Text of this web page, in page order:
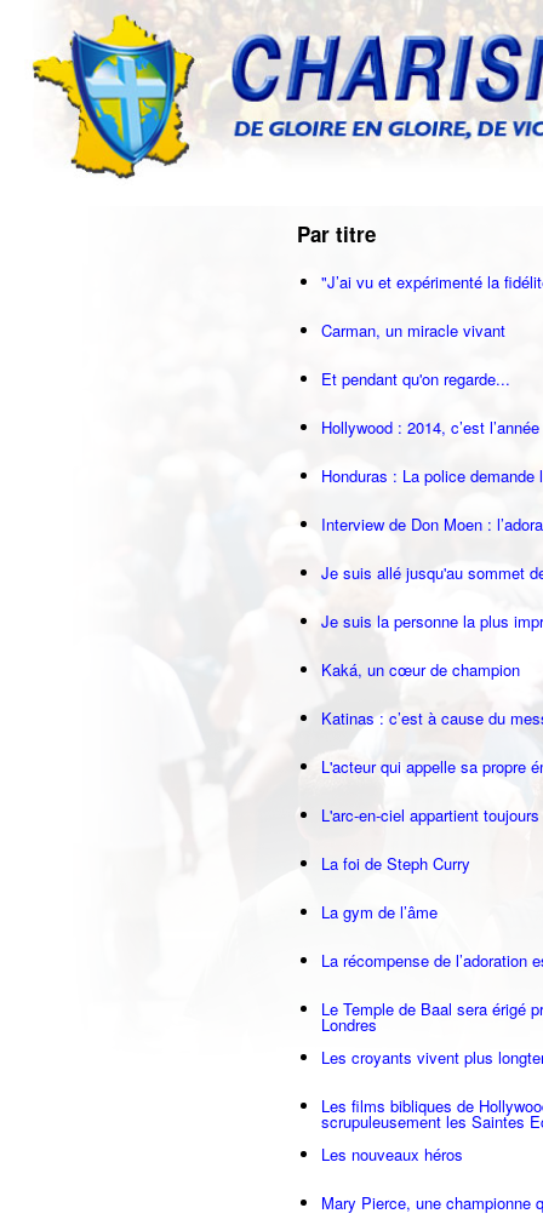
Par titre
"J’ai vu et expérimenté la
Carman, un miracle vivant
Et pendant qu'on regarde...
Hollywood : 2014, c’est
Honduras : La police demande
Interview de Don Moen :
Je suis allé jusqu'au sommet
Je suis la personne la plus
Kaká, un cœur de champion
Katinas : c’est à cause du
L'acteur qui appelle sa propre
L'arc-en-ciel appartient
La foi de Steph Curry
La gym de l’âme
La récompense de l’adoration
Le Temple de Baal sera érigé
Londres
Les croyants vivent plus
Les films bibliques de
scrupuleusement les Saintes
Les nouveaux héros
Mary Pierce, une championne